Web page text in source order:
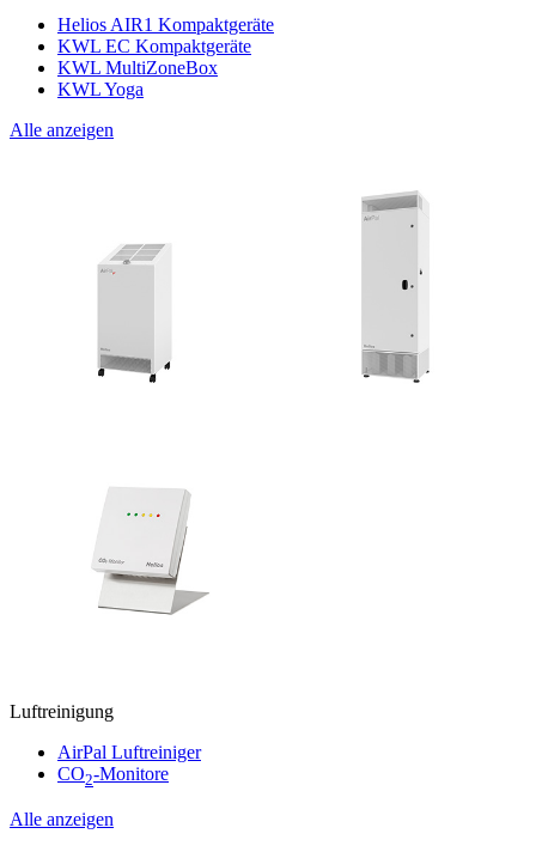
Helios AIR1 Kompaktgeräte
KWL EC Kompaktgeräte
KWL MultiZoneBox
KWL Yoga
Alle anzeigen
Luftreinigung
AirPal Luftreiniger
CO2-Monitore
Alle anzeigen